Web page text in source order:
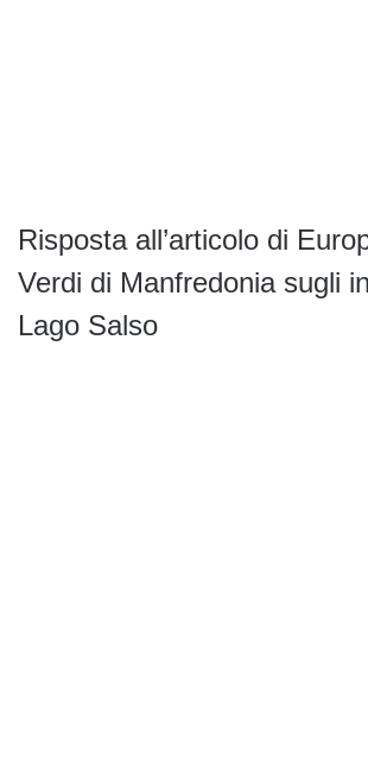
Risposta all’articolo di
Verdi di Manfredonia sugli
Lago Salso